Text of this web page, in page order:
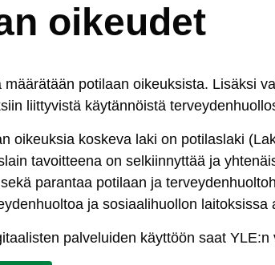
oikeudet
mää­rä­tään po­ti­laan oi­keuk­sis­ta. Li­säk­si
liit­ty­vis­tä käy­tän­nöis­tä
oi­keuk­sia kos­ke­va la­ki on po­ti­las­la­ki
ta­voit­tee­na on sel­kiin­nyt­tää ja
pa­ran­taa po­ti­laan ja
ja so­siaa­li­huol­lon
pal­ve­lui­den käyt­töön saat